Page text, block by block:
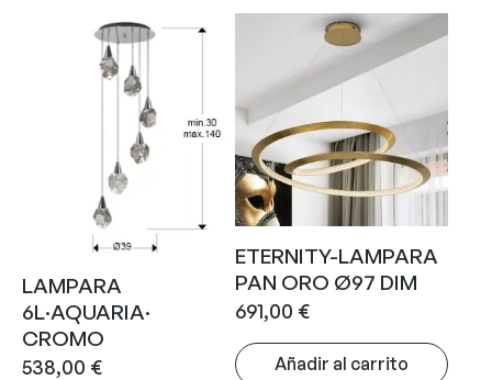
LAMPARA
6L·AQUARIA·
CROMO
538,00 €
ETERNITY-LAMPARA
PAN ORO Ø97 DIM
691,00 €
Añadir al carrito